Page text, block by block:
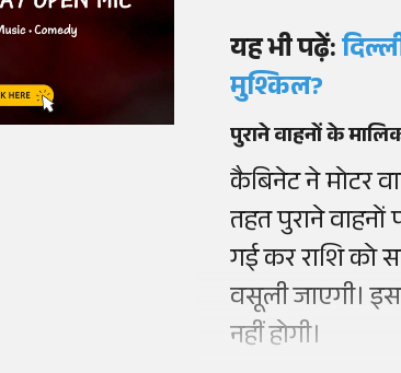
यह भी पढ़ें:
मुश्किल?
पुराने वाहनों के
कैबिनेट ने मोटर
तहत पुराने
गई कर राशि को
वसूली जाएगी।
नहीं होगी।